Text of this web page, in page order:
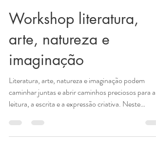
Workshop literatura,
arte, natureza e
imaginação
Literatura, arte, natureza e imaginação podem
caminhar juntas e abrir caminhos preciosos para a
leitura, a escrita e a expressão criativa. Neste
jovens e todos os interessados em literatura a
embarcarem em uma viagem pela Chapada